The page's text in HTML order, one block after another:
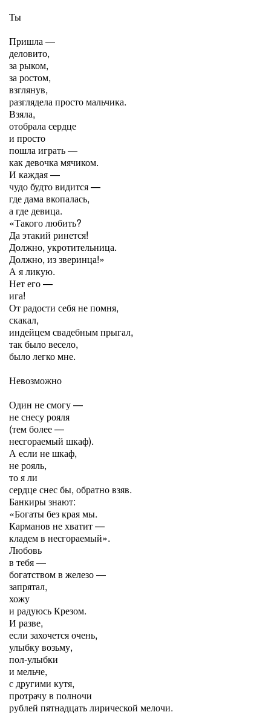
Ты
Пришла —
деловито,
за рыком,
за ростом,
взглянув,
разглядела просто мальчика.
Взяла,
отобрала сердце
и просто
пошла играть —
как девочка мячиком.
И каждая —
чудо будто видится —
где дама вкопалась,
а где девица.
«Такого любить?
Да этакий ринется!
Должно, укротительница.
Должно, из зверинца!»
А я ликую.
Нет его —
ига!
От радости себя не помня,
скакал,
индейцем свадебным прыгал,
так было весело,
было легко мне.
Невозможно
Один не смогу —
не снесу рояля
(тем более —
несгораемый шкаф).
А если не шкаф,
не рояль,
то я ли
сердце снес бы, обратно взяв.
Банкиры знают:
«Богаты без края мы.
Карманов не хватит —
кладем в несгораемый».
Любовь
в тебя —
богатством в железо —
запрятал,
хожу
и радуюсь Крезом.
И разве,
если захочется очень,
улыбку возьму,
пол-улыбки
и мельче,
с другими кутя,
протрачу в полночи
рублей пятнадцать лирической мелочи.